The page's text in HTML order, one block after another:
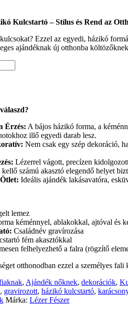
Kulcstartó – Stílus és Rend az
Ezzel az egyedi, házikó
ajándéknak új otthonba
Érzés: A bájos házikó forma, a
illő egyedi darab lesz.
Nem csak egy szép dekoráció,
Lézerrel vágott, precízen
kellő számú akasztó elegendő helyet
Ideális ajándék lakásavatóra,
lemez
kéménnyel, ablakokkal, ajtóval és
Családnév gravírozása
fém akasztókkal
felhelyezhető a falra (rögzítő
otthonodban ezzel a személyes
, Ajándék nőknek, dekorációk,
, gravirozott, házikó kulcstartó,
Márka: Lézer Fészer